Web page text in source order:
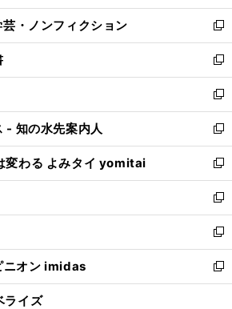
開
く
ウ
で
開
く
ン
ド
ウ
で
開
く
ウ
ィ
ン
ド
ウ
で
開
く
・ノンフィクション
新
し
い
ウ
ィ
ン
ド
ウ
で
開
く
新
し
い
ウ
ィ
ン
ド
ウ
で
開
く
新
し
い
ウ
ィ
ン
ド
ウ
で
開
く
- 知の水先案内人
新
し
い
ウ
ィ
ン
ド
ウ
で
開
変わる よみタイ yomitai
新
し
い
ウ
ィ
ン
ド
ウ
新
し
い
ウ
ィ
ン
新
し
い
ウ
ニオン imidas
新
し
ライズ